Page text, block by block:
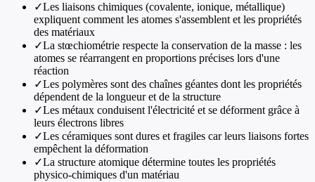
✓Les liaisons chimiques (covalente, ionique, métallique)
expliquent comment les atomes s'assemblent et les propriétés
des matériaux
✓La stœchiométrie respecte la conservation de la masse : les
atomes se réarrangent en proportions précises lors d'une
réaction
✓Les polymères sont des chaînes géantes dont les propriétés
dépendent de la longueur et de la structure
✓Les métaux conduisent l'électricité et se déforment grâce à
leurs électrons libres
✓Les céramiques sont dures et fragiles car leurs liaisons fortes
empêchent la déformation
✓La structure atomique détermine toutes les propriétés
physico-chimiques d'un matériau